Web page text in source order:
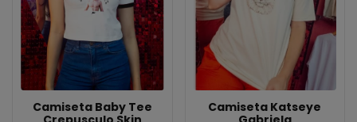
Camiseta Baby Tee
Camiseta Katseye